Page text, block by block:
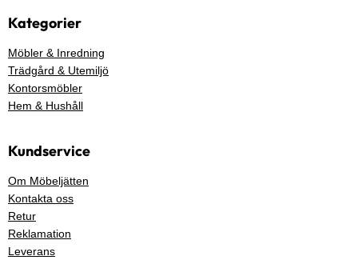
Kategorier
Möbler & Inredning
Trädgård & Utemiljö
Kontorsmöbler
Hem & Hushåll
Kundservice
Om Möbeljätten
Kontakta oss
Retur
Reklamation
Leverans